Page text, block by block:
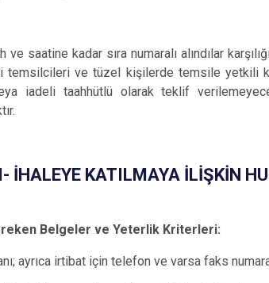
saatine kadar sıra numaralı alındılar
ve tüzel kişilerde temsile yetkili
iadeli taahhütlü olarak teklif
İHALEYE KATILMAYA İLİŞKİN
Belgeler ve Yeterlik Kriterleri:
ayrıca irtibat için telefon ve varsa faks